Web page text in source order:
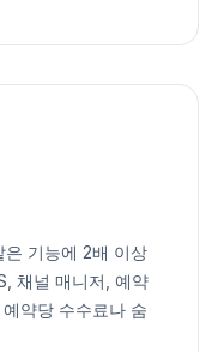
기능에 2배 이상
채널 매니저, 예약
약당 수수료나 숨